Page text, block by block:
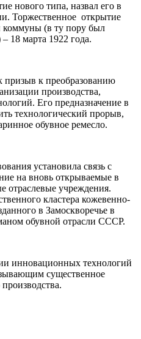
нового типа, назвал его в
Торжественное открытие
коммуны (в ту пору был
18 марта 1922 года.
призыв к преобразованию
производства,
Его предназначение в
технологический прорыв,
обувное ремесло.
установила связь с
на вновь открываемые в
отраслевые учреждения.
кластера кожевенно-
в Замоскворечье в
обувной отрасли СССР.
инновационных технологий
существенное